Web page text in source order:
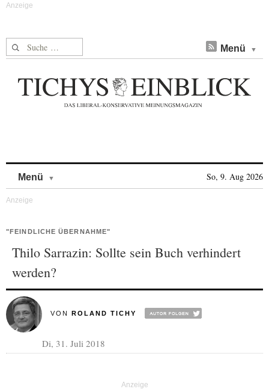
Suche nach: Menü
Menü So, 9. Aug 2026
"FEINDLICHE ÜBERNAHME"
Thilo Sarrazin: Sollte sein Buch verhindert
werden?
VON ROLAND TICHY
Di, 31. Juli 2018